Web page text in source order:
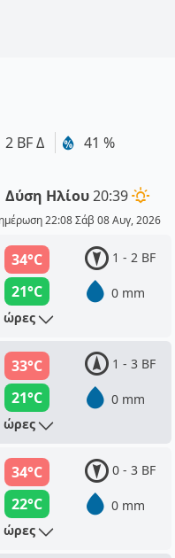
2 BF Δ 41 %
Δύση Ηλίου20:39
22:08 Σάβ 08 Αυγ, 2026
34°C
21°C
1 - 2 BF
0 mm
ώρες
33°C
21°C
1 - 3 BF
0 mm
ώρες
34°C
22°C
0 - 3 BF
0 mm
ώρες